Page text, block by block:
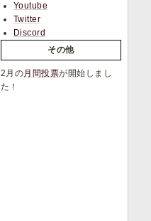
Youtube
Twitter
Discord
その他
2月の月間投票が開始しまし
た！